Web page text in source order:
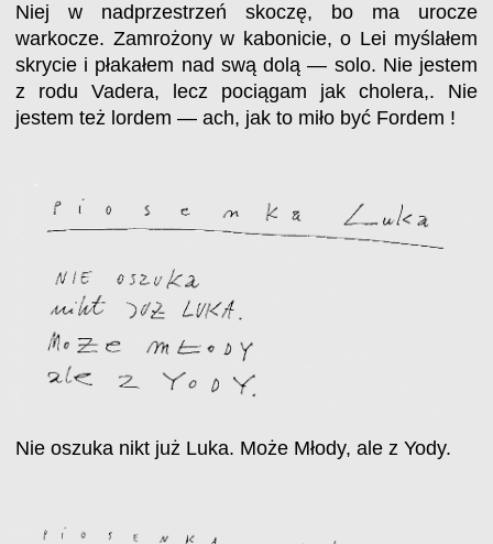
Niej w nadprzestrzeń skoczę, bo ma urocze
warkocze. Zamrożony w kabonicie, o Lei myślałem
skrycie i płakałem nad swą dolą — solo. Nie jestem
z rodu Vadera, lecz pociągam jak cholera,. Nie
jestem też lordem — ach, jak to miło być Fordem !
Nie oszuka nikt już Luka. Może Młody, ale z Yody.